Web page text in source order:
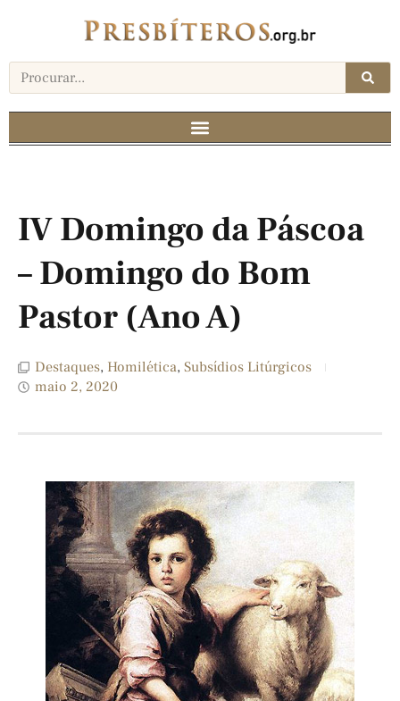
IV Domingo da Páscoa
– Domingo do Bom
Pastor (Ano A)
Destaques, Homilética, Subsídios Litúrgicos
maio 2, 2020